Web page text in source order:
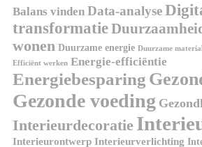
Balans vinden Data-analyse
transformatie
wonen Duurzame energie Duurzame
Efficiënt werken Energie-efficiëntie
Energiebesparing
Gezonde voeding
Interieurdecoratie
Interieurontwerp Interieurverlichting